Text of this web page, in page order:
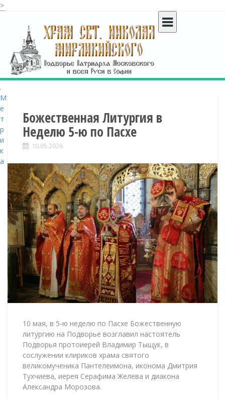
>
c
o
n
t
e
n
t
Божественная Литургия в
Неделю 5-ю по Пасхе
10.05.2026
10 мая, в 5-ю неделю по Пасхе Божественную
литургию на Подворье возглавил настоятель
Подворья протоиерей Владимир Тыщук, в
сослужении клириков храма святого
великомученика Пантелеимона, иконома Дмитрия
Тухчиева, иерея Серафима Желева и диакона
Александра Морозова.